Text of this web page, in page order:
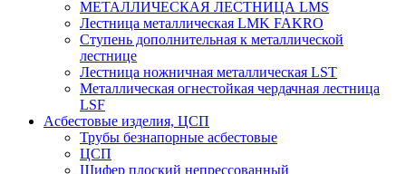
МЕТАЛЛИЧЕСКАЯ ЛЕСТНИЦА LMS
Лестница металлическая LMK FAKRO
Ступень дополнительная к металлической
лестнице
Лестница ножничная металлическая LST
Металлическая огнестойкая чердачная лестница
LSF
Асбестовые изделия, ЦСП
Трубы безнапорные асбестовые
ЦСП
Шифер плоский непрессованный